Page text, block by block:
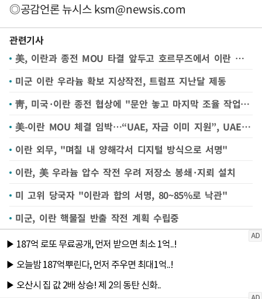
◎공감언론 뉴시스ksm@newsis.com
관련기사
美, 이란과 종전 MOU 타결 앞두고 호르무즈에서 이란 자폭 드론 타격
미군 이란 우라늄 확보 지상작전, 트럼프 지난달 제동
靑, 미국·이란 종전 협상에 "문안 놓고 마지막 조율 작업 하는듯"
美-이란 MOU 체결 임박…“UAE, 자금 이미 지원”, UAE는 부인
이란 외무, "며칠 내 양해각서 디지털 방식으로 서명"
이란, 美 우라늄 압수 작전 우려 저장소 봉쇄·지뢰 설치
미 고위 당국자 "이란과 합의 서명, 80~85%로 낙관"
미군, 이란 핵물질 반출 작전 계획 수립중